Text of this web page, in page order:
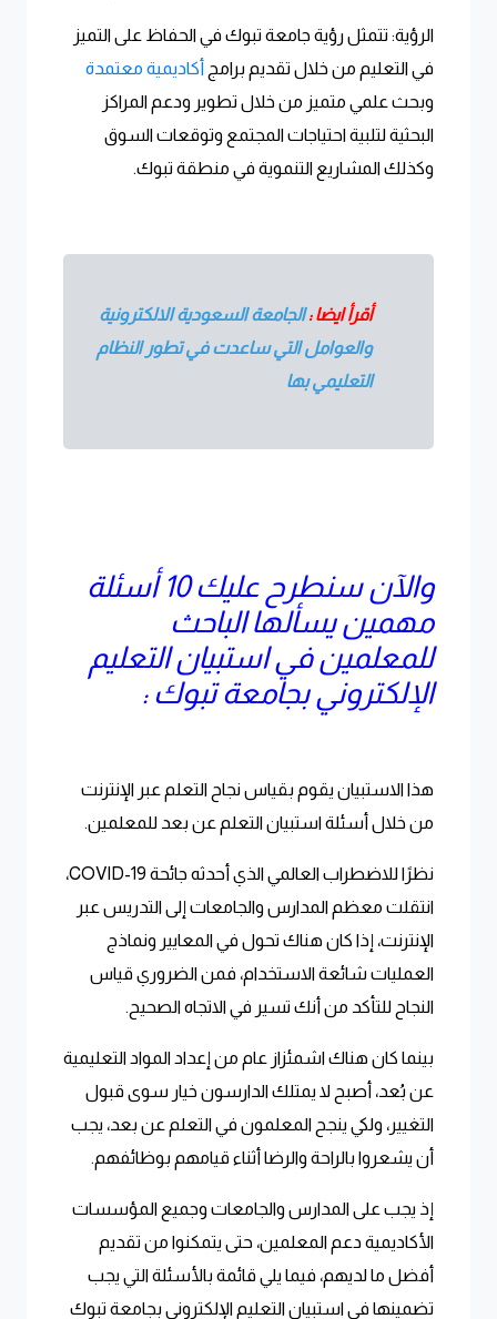
الرؤية: تتمثل رؤية جامعة تبوك في الحفاظ على التميز
في التعليم من خلال تقديم برامج أكاديمية معتمدة
وبحث علمي متميز من خلال تطوير ودعم المراكز
البحثية لتلبية احتياجات المجتمع وتوقعات السوق
وكذلك المشاريع التنموية في منطقة تبوك.
أقرأ ايضا :الجامعة السعودية الالكترونية
والعوامل التي ساعدت في تطور النظام
التعليمي بها
والآن سنطرح عليك 10 أسئلة
مهمين يسألها الباحث
للمعلمين في استبيان التعليم
الإلكتروني بجامعة تبوك :
هذا الاستبيان يقوم بقياس نجاح التعلم عبر الإنترنت
من خلال أسئلة استبيان التعلم عن بعد للمعلمين.
نظرًا للاضطراب العالمي الذي أحدثه جائحة COVID-19،
انتقلت معظم المدارس والجامعات إلى التدريس عبر
الإنترنت، إذا كان هناك تحول في المعايير ونماذج
العمليات شائعة الاستخدام، فمن الضروري قياس
النجاح للتأكد من أنك تسير في الاتجاه الصحيح.
بينما كان هناك اشمئزاز عام من إعداد المواد التعليمية
عن بُعد، أصبح لا يمتلك الدارسون خيار سوى قبول
التغيير، ولكي ينجح المعلمون في التعلم عن بعد، يجب
أن يشعروا بالراحة والرضا أثناء قيامهم بوظائفهم.
إذ يجب على المدارس والجامعات وجميع المؤسسات
الأكاديمية دعم المعلمين، حتى يتمكنوا من تقديم
أفضل ما لديهم، فيما يلي قائمة بالأسئلة التي يجب
تضمينها في استبيان التعليم الإلكتروني بجامعة تبوك